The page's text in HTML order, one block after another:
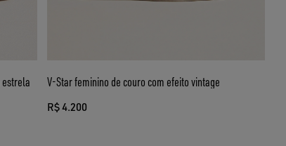
V-Star feminino de couro com efeito vintage
R$ 4.200